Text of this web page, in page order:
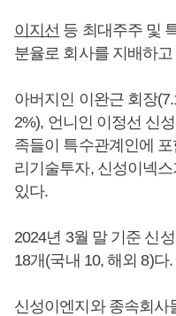
이지선 등 최대주주 및
분율로 회사를 지배하고
아버지인 이완근 회장
2%), 언니인 이정선 신
족들이 특수관계인에
리기술투자, 신성이넥
있다.
2024년 3월 말 기준 신
18개(국내 10, 해외 8)다.
신성이엔지와 종속회사